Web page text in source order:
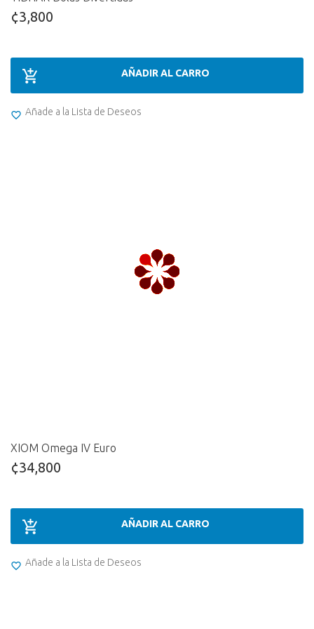
¢3,800
AÑADIR AL CARRO
Añade a la Lista de Deseos
XIOM Omega IV Euro
¢34,800
AÑADIR AL CARRO
Añade a la Lista de Deseos